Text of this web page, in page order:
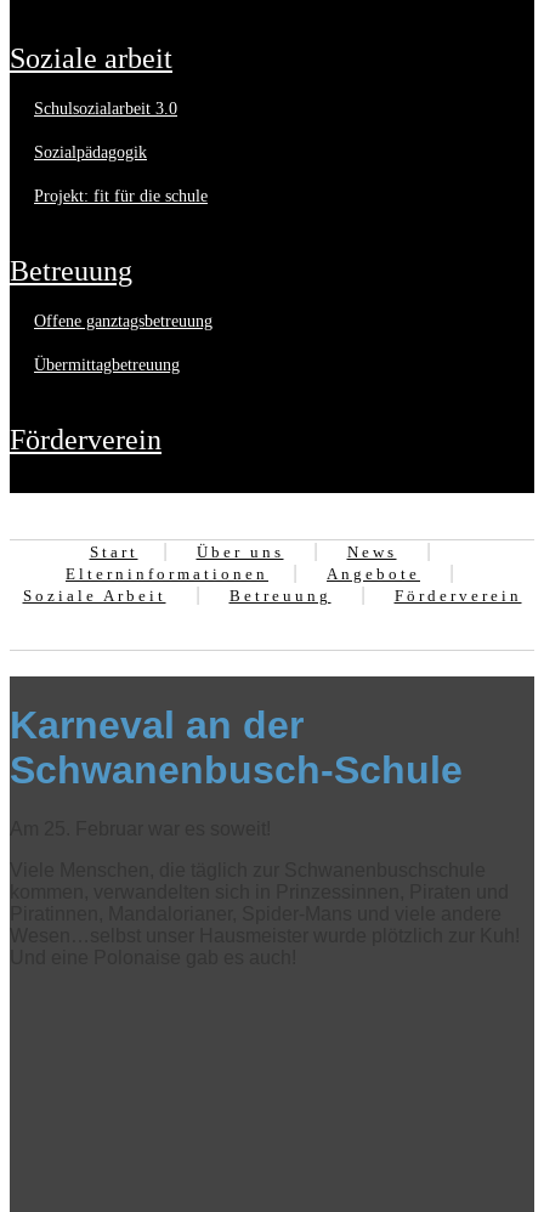
soziale arbeit
schulsozialarbeit 3.0
sozialpädagogik
projekt: fit für die schule
betreuung
offene ganztagsbetreuung
übermittagbetreuung
förderverein
Start Über uns
News
Elterninformationen
Angebote
Soziale Arbeit
Betreuung Förderverein
Karneval an der
Schwanenbusch-Schule